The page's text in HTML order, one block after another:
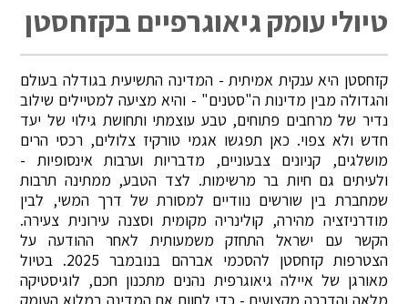
טיולי עומק גיאוגרפיים בקזחסטן
קזחסטן היא ענקית אמיתית - המדינה התשיעית בגודלה בעולם
והגדולה מבין מדינות ה"סטנים" - והיא מציעה למטיילים שילוב
נדיר של מרחבים פתוחים, טבע עוצמתי ותחושת גילוי של יעד
חדש ולא צפוי. כאן תפגשו אגמי טורקיז צלולים, רכסי הרים
מושלגים, קניונים צבעוניים, מדבריות וערבות אינסופיות -
ולעיתים גם חיות בר מרשימות. לצד הטבע, ממתינה תרבות
שמחברת בין שורשים נוודיים למסורת של דרך המשי, לבין
מודרניזציה מהירה, קולינריה מקומית וסצנה עירונית צעירה.
הקשר עם ישראל התחזק משמעותית לאחר ההודעה על
הצטרפות קזחסטן להסכמי אברהם בנובמבר 2025. בטיול
מאורגן של איילה גיאוגרפית נהנים מתכנון חכם, לוגיסטיקה